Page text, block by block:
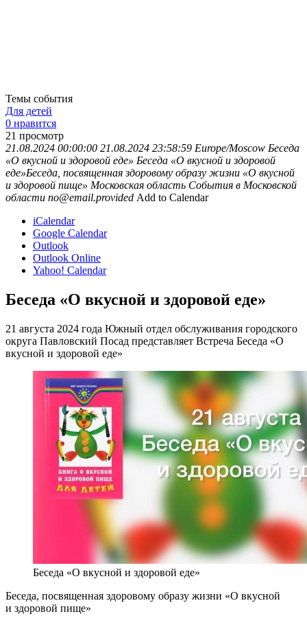
Темы события
Для детей
0 нравится
21 просмотр
21.08.2024 00:00:00 21.08.2024 23:58:59 Europe/Moscow Беседа
«О вкусной и здоровой еде» Беседа «О вкусной и здоровой
еде»Беседа, посвященная здоровому образу жизни «О вкусной
и здоровой пище» Московская область События в Московской
области no@email.provided Add to Calendar
iCalendar
Google Calendar
Outlook
Outlook Online
Yahoo! Calendar
Беседа «О вкусной и здоровой еде»
21 августа 2024 года Южный отдел обслуживания городского
округа Павловский Посад представляет Встреча Беседа «О
вкусной и здоровой еде»
Беседа «О вкусной и здоровой еде»
Беседа, посвященная здоровому образу жизни «О вкусной
и здоровой пище»